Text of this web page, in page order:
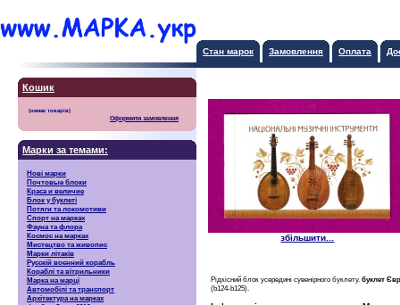
Стан марок Замовлення Оплата
Кошик
Оформити замовлення
Марки за темами:
Нові марки
Почтовые блоки
Краса и величие
Блок у буклеті
Потяги та локомотиви
Спорт на марках
Фауна та флора
Космос на марках
Мистецтво та живопис
Марки літаків
Русскiй воєнний корабль
Кораблі та вітрильники
Марка на марці
Автомобілі та транспорт
Архітектура на марках
збільшити...
Рідкісний блок усередині сувенірного буклету. буклет
(b124-b125).